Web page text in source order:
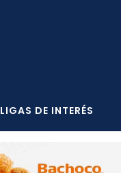
LIGAS DE INTERÉS